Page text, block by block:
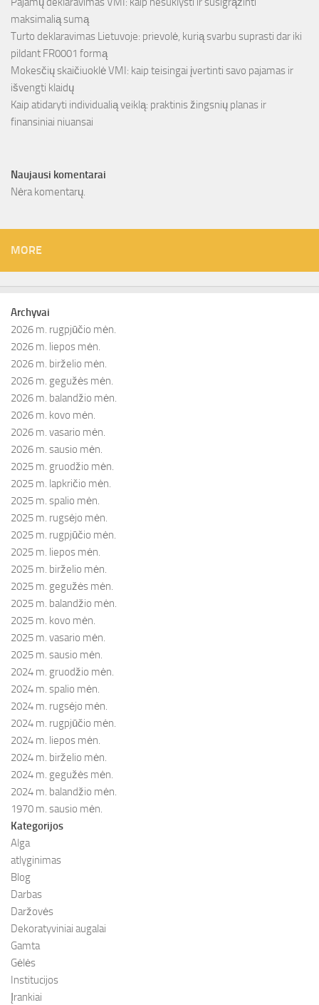
maksimalią sumą
Turto deklaravimas Lietuvoje: prievolė, kurią svarbu suprasti dar iki
pildant FR0001 formą
Mokesčių skaičiuoklė VMI: kaip teisingai įvertinti savo pajamas ir
išvengti klaidų
Kaip atidaryti individualią veiklą: praktinis žingsnių planas ir
finansiniai niuansai
Naujausi komentarai
Nėra komentarų.
MORE
Archyvai
2026 m. rugpjūčio mėn.
2026 m. liepos mėn.
2026 m. birželio mėn.
2026 m. gegužės mėn.
2026 m. balandžio mėn.
2026 m. kovo mėn.
2026 m. vasario mėn.
2026 m. sausio mėn.
2025 m. gruodžio mėn.
2025 m. lapkričio mėn.
2025 m. spalio mėn.
2025 m. rugsėjo mėn.
2025 m. rugpjūčio mėn.
2025 m. liepos mėn.
2025 m. birželio mėn.
2025 m. gegužės mėn.
2025 m. balandžio mėn.
2025 m. kovo mėn.
2025 m. vasario mėn.
2025 m. sausio mėn.
2024 m. gruodžio mėn.
2024 m. spalio mėn.
2024 m. rugsėjo mėn.
2024 m. rugpjūčio mėn.
2024 m. liepos mėn.
2024 m. birželio mėn.
2024 m. gegužės mėn.
2024 m. balandžio mėn.
1970 m. sausio mėn.
Kategorijos
Alga
atlyginimas
Blog
Darbas
Daržovės
Dekoratyviniai augalai
Gamta
Gėlės
Institucijos
Įrankiai